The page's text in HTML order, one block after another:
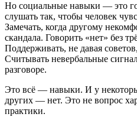
Но социальные навыки — это
слушать так, чтобы человек
Замечать, когда другому
скандала. Говорить «нет» без
Поддерживать, не давая
Считывать невербальные
разговоре.
Это всё — навыки. И у
других — нет. Это не вопрос
практики.